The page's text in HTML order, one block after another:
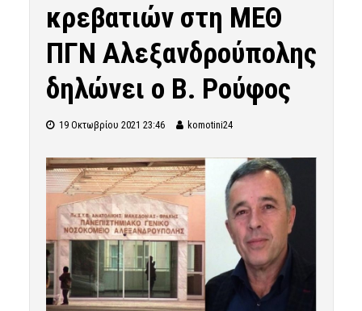
κρεβατιών στη ΜΕΘ
ΠΓΝ Αλεξανδρούπολης
δηλώνει ο Β. Ρούφος
19 Οκτωβρίου 2021 23:46 komotini24